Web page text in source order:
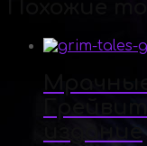
Похожие
издание